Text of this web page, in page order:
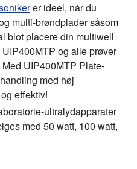
er ideel, når du
multi-brøndplader såsom
blot placere din multiwell
og alle prøver
UIP400MTP Plate-
med høj
effektiv!
ultralydapparater
med 50 watt, 100 watt,